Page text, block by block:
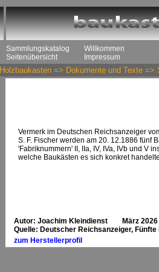
Sammlungskatalog
Seitenübersicht
Willkommen
Impressum
Holzbaukasten => Dokumente und Texte =>
Vermerk im Deutschen Reichsanzeiger
S. F. Fischer werden am 20. 12.1886 fünf
'Fabriknummern' II, IIa, IV, IVa, IVb und V
welche Baukästen es sich konkret
Autor: Joachim Kleindienst März 2026
Quelle: Deutscher Reichsanzeiger,
zum Herstellerprofil